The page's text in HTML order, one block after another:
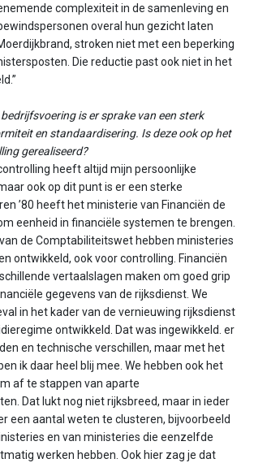
complexiteit in de samenleving en
overal hun gezicht laten
stroken niet met een beperking
Die reductie past ook niet in het
is er sprake van een sterk
en standaardisering. Is deze ook op het
gerealiseerd?
heeft altijd mijn persoonlijke
ook op dit punt is er een sterke
’80 heeft het ministerie van Financiën de
eenheid in financiële systemen te brengen.
de Comptabiliteitswet hebben ministeries
ontwikkeld, ook voor controlling. Financiën
vertaalslagen maken om goed grip
gegevens van de rijksdienst. We
in het kader van de vernieuwing rijksdienst
ontwikkeld. Dat was ingewikkeld. er
en technische verschillen, maar met het
ik daar heel blij mee. We hebben ook het
af te stappen van aparte
Dat lukt nog niet rijksbreed, maar in ieder
een aantal weten te clusteren, bijvoorbeeld
en van ministeries die eenzelfde
werken hebben. Ook hier zag je dat